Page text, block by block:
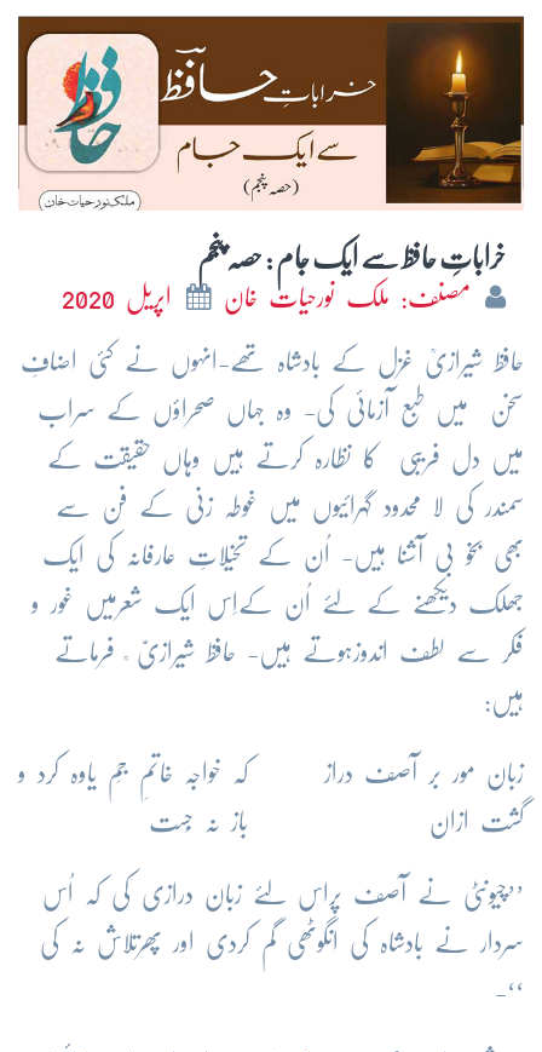
خراباتِ حافظ سے ایک جام : حصہ پنجم
مصنف: ملک نورحیات خان اپریل 2020
حافظ شیرازیؒ غزل کے بادشاہ تھے-انہوں نے کئی اضافِ
سخن میں طبع آزمائی کی- وہ جہاں صحراؤں کے سراب
میں دل فریبی کا نظارہ کرتے ہیں وہاں حقیقت کے
سمندر کی لا محدود گہرائیوں میں غوطہ زنی کے فن سے
بھی بخو بی آشنا ہیں- اُن کے تخیلاتِ عارفانہ کی ایک
جھلک دیکھنے کے لئے اُن کےاِس ایک شعرمیں غور و
فکر سے لطف اندوزہوتے ہیں- حافظ شیرازیّ ؒ فرماتے
ہیں:
زبان مور بر آصف دراز
گشت ازان
کہ خواجہ خاتمِ جَم یاوہ کرد و
باز نہ جُست
’’چیونٹی نے آصف پراس لئے زبان درازی کی کہ اُس
سردار نے بادشاہ کی انگوٹھی گم کردی اور پھرتلاش نہ کی
‘‘-